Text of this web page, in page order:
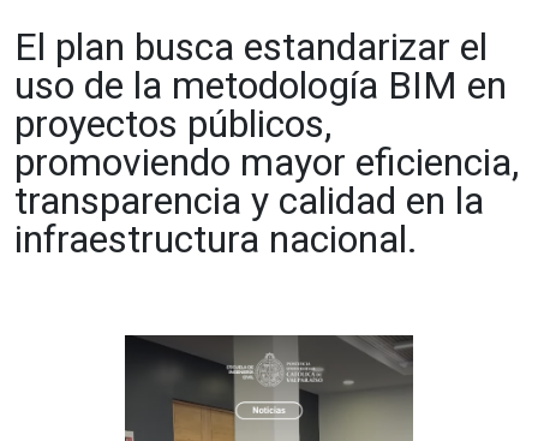
El plan busca estandarizar el
uso de la metodología BIM en
proyectos públicos,
promoviendo mayor eficiencia,
transparencia y calidad en la
infraestructura nacional.